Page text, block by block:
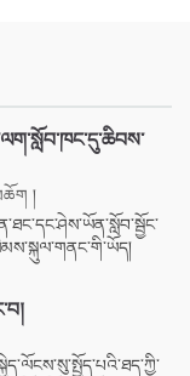
།